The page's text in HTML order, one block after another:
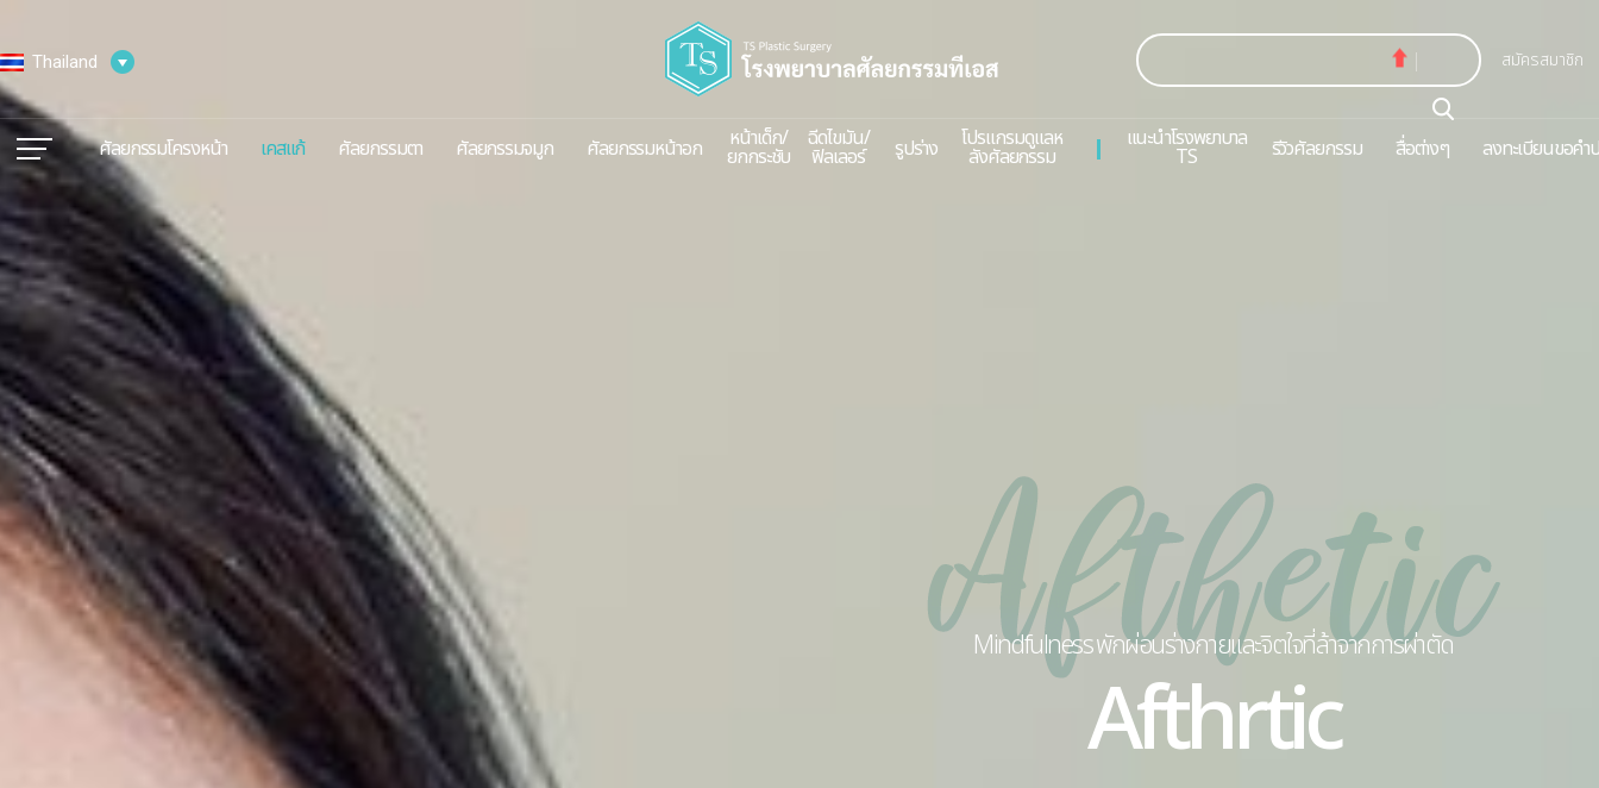
Thailand สมัครสมาชิก
ศัลยกรรมโครงหน้า เคสแก้ ศัลยกรรมตา ศัลยกรรมจมูก ศัลยกรรมหน้าอก หน้าเด็ก/
ยกกระชับ
ฉีดไขมัน/
ฟิลเลอร์ รูปร่าง โปรแกรมดูแลห
ลังศัลยกรรม
แนะนำโรงพยาบาล
TS รีวิวศัลยกรรม สื่อต่างๆ ลงทะเบียนขอคำ
Mindfulness พักผ่อนร่างกายและจิตใจที่ล้าจากการผ่าตัด
Afthrtic